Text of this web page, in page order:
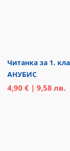
Читанка за 1.
АНУБИС
4,90 € | 9,58 лв.